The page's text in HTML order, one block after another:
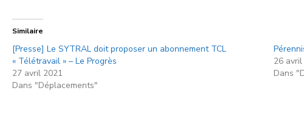
Similaire
[Presse] Le SYTRAL doit proposer un abonnement TCL
« Télétravail » – Le Progrès
27 avril 2021
Dans "Déplacements"
26
Dans